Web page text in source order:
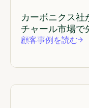
カーボニクス社
チャール市場で
顧客事例を読む